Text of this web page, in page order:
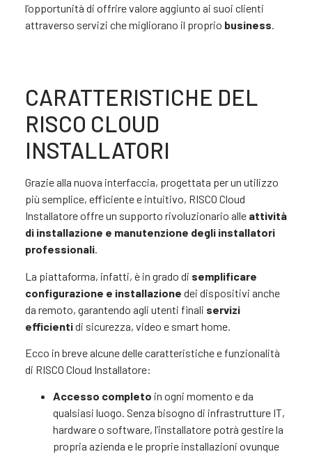
l’opportunità di offrire valore aggiunto ai suoi clienti
attraverso servizi che migliorano il proprio business
CARATTERISTICHE DEL
RISCO CLOUD
INSTALLATORI
Grazie alla nuova interfaccia, progettata per un utilizzo
più semplice, efficiente e intuitivo, RISCO Cloud
Installatore offre un supporto rivoluzionario alle attività
di installazione e manutenzione degli installatori
professionali.
La piattaforma, infatti, è in grado di semplificare
configurazione e installazione dei dispositivi anche
da remoto, garantendo agli utenti finali servizi
efficientidi sicurezza, video e smart home.
Ecco in breve alcune delle caratteristiche e funzionalità
di RISCO Cloud Installatore:
Accesso completo in ogni momento e da
qualsiasi luogo. Senza bisogno di infrastrutture IT,
hardware o software, l’installatore potrà gestire la
propria azienda e le proprie installazioni ovunque